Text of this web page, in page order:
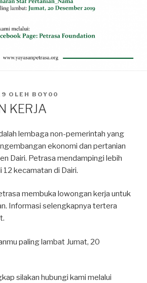
OLEH BOY00
KERJA
lembaga non-pemerintah yang
ekonomi dan pertanian
Dairi. Petrasa mendampingi lebih
kecamatan di Dairi.
membuka lowongan kerja untuk
Informasi selengkapnya tertera
paling lambat Jumat, 20
silakan hubungi kami melalui